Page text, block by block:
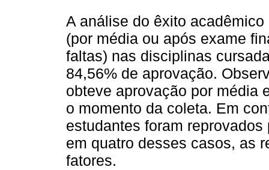
A análise do êxito
(por média ou após exame
faltas) nas disciplinas
84,56% de aprovação.
obteve aprovação por média
o momento da coleta. Em
estudantes foram
em quatro desses casos, as
fatores.